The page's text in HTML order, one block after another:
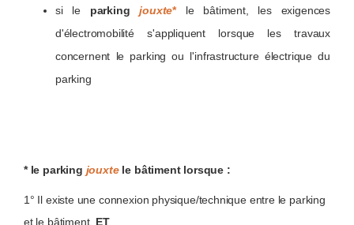
si le parkingjouxte*le bâtiment, les exigences
d'électromobilité s'appliquent lorsque les travaux
concernent le parking ou l'infrastructure électrique du
parking
* le parking jouxtele bâtiment lorsque :
1° Il existe une connexion physique/technique entre le parking
et le bâtiment, ET